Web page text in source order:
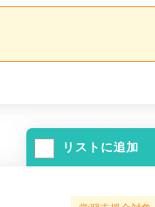
リストに追加